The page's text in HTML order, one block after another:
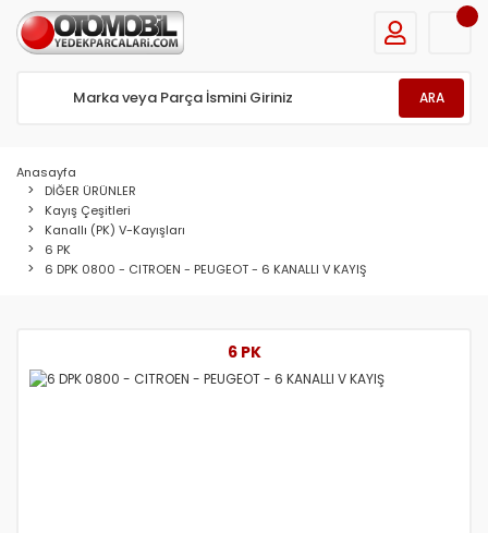
ARA
Anasayfa
DİĞER ÜRÜNLER
Kayış Çeşitleri
Kanallı (PK) V-Kayışları
6 PK
6 DPK 0800 - CITROEN - PEUGEOT - 6 KANALLI V KAYIŞ
6 PK